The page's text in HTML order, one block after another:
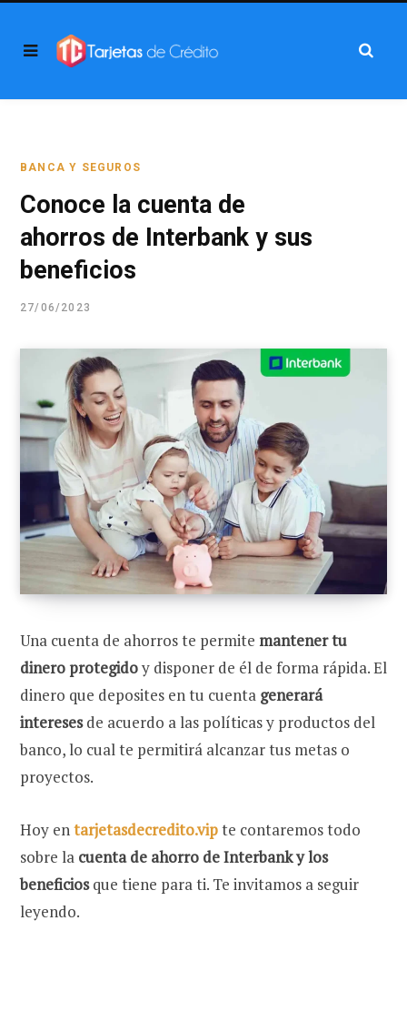
BANCA Y SEGUROS
Conoce la cuenta de
ahorros de Interbank y sus
beneficios
27/06/2023
Una cuenta de ahorros te permite mantener tu
dinero protegidoy disponer de él de forma rápida. El
dinero que deposites en tu cuenta generará
interesesde acuerdo a las políticas y productos del
banco, lo cual te permitirá alcanzar tus metas o
proyectos.
Hoy entarjetasdecredito.vipte contaremos todo
sobre la cuenta de ahorro de Interbank y los
beneficiosque tiene para ti. Te invitamos a seguir
leyendo.